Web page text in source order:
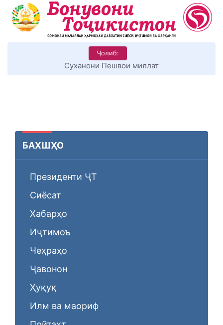
Ҷолиб:
Суханони Пешвои миллат
БАХШҲО
Президенти ҶТ
Сиёсат
Хабарҳо
Иҷтимоъ
Чеҳраҳо
Ҷавонон
Ҳуқуқ
Илм ва маориф